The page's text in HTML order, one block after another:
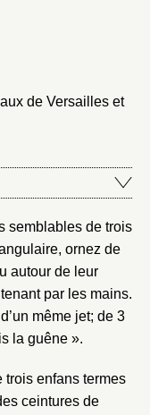
de Versailles et
semblables de trois
ornez de
autour de leur
par les mains.
] d’un même jet; de 3
la guêne ».
trois enfans termes
ceintures de